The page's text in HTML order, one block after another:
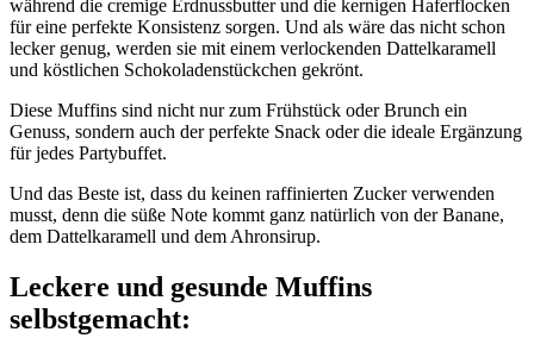
während die cremige Erdnussbutter und die kernigen Haferflocken
für eine perfekte Konsistenz sorgen. Und als wäre das nicht schon
lecker genug, werden sie mit einem verlockenden Dattelkaramell
und köstlichen Schokoladenstückchen gekrönt.
Diese Muffins sind nicht nur zum Frühstück oder Brunch ein
Genuss, sondern auch der perfekte Snack oder die ideale Ergänzung
für jedes Partybuffet.
Und das Beste ist, dass du keinen raffinierten Zucker verwenden
musst, denn die süße Note kommt ganz natürlich von der Banane,
dem Dattelkaramell und dem Ahronsirup.
Leckere und gesunde Muffins
selbstgemacht: